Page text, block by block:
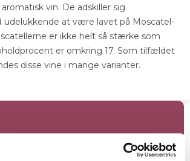
vin. De adskiller sig
udelukkende at være lavet på Moscatel-
er ikke helt så stærke som
er omkring 17. Som tilfældet
disse vine i mange varianter.